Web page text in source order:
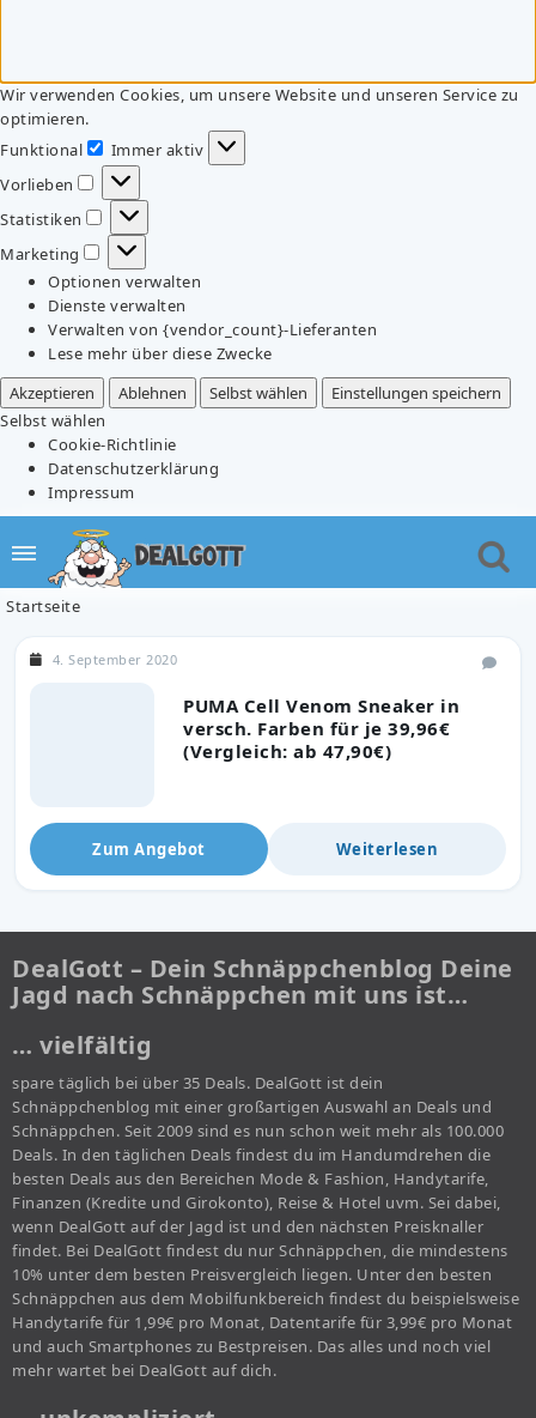
Wir verwenden Cookies, um unsere Website und unseren Service zu
optimieren.
Funktional
Funktional
Immer aktiv
Vorlieben
Vorlieben
Statistiken
Statistiken
Marketing
Marketing
Optionen verwalten
Dienste verwalten
Verwalten von {vendor_count}-Lieferanten
Lese mehr über diese Zwecke
Akzeptieren
Ablehnen Selbst wählen
Einstellungen speichern
Selbst wählen
Cookie-Richtlinie
Datenschutzerklärung
Impressum
Startseite
PUMA Cell Venom Sneaker in
versch. Farben für je 39,96€
(Vergleich: ab 47,90€)
4. September 2020
Zum Angebot Weiterlesen
DealGott – Dein Schnäppchenblog Deine
Jagd nach Schnäppchen mit uns ist…
… vielfältig
spare täglich bei über 35 Deals. DealGott ist dein
Schnäppchenblog mit einer großartigen Auswahl an Deals und
Schnäppchen. Seit 2009 sind es nun schon weit mehr als 100.000
Deals. In den täglichen Deals findest du im Handumdrehen die
besten Deals aus den Bereichen Mode & Fashion, Handytarife,
Finanzen (Kredite und Girokonto), Reise & Hotel uvm. Sei dabei,
wenn DealGott auf der Jagd ist und den nächsten Preisknaller
findet. Bei DealGott findest du nur Schnäppchen, die mindestens
10% unter dem besten Preisvergleich liegen. Unter den besten
Schnäppchen aus dem Mobilfunkbereich findest du beispielsweise
Handytarife für 1,99€ pro Monat, Datentarife für 3,99€ pro Monat
und auch Smartphones zu Bestpreisen. Das alles und noch viel
mehr wartet bei DealGott auf dich.